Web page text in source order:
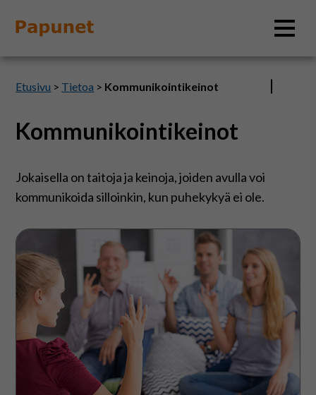
Materiaalit
Kuvatyökalut
Saavutettavuus
På svenska
In English
Etusivu > Tietoa > Kommunikointikeinot
Kommunikointikeinot
Jokaisella on taitoja ja keinoja, joiden avulla voi
kommunikoida silloinkin, kun puhekykyä ei ole.
Tukiviittomat